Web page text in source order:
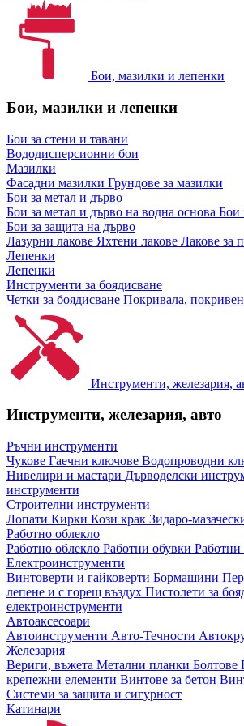
Бои, мазилки и лепенки
Бои, мазилки и лепенки
Бои за стени и тавани
Вододисперсионни бои
Мазилки
Фасадни мазилки Грундове за мазилки
Бои за метал и дърво
Бои за метал и дърво на водна основа Бои
Бои за защита на дърво
Лазурни лакове Яхтени лакове Лакове за
Лепенки
Лепенки
Инструменти за боядисване
Четки за боядисване Покривала,
Инструменти, железария,
Инструменти, железария, авто
Ръчни инструменти
Чукове Гаечни ключове Водопроводни
Нивелири и мастари Дърводелски
инструменти
Строителни инструменти
Лопати Кирки Кози крак Зидаро-
Работно облекло
Работно облекло Работни обувки Работни
Електроинструменти
Винтоверти и гайковерти Бормашини
лепене и с горещ въздух Пистолети за
електроинструменти
Автоаксесоари
Автоинструменти Авто-Течности
Железария
Вериги, въжета Метални планки Болтове
крепежни елементи Винтове за бетон
Системи за защита и сигурност
Катинари